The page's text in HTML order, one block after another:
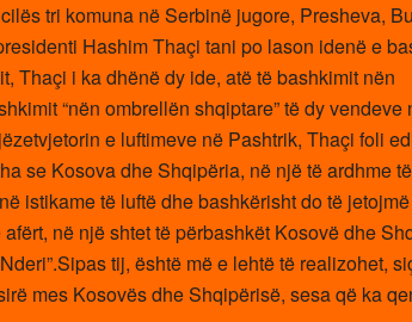
tri komuna në Serbinë jugore, Presheva,
Hashim Thaçi tani po lason idenë e
Thaçi i ka dhënë dy ide, atë të bashkimit nën
“nën ombrellën shqiptare” të dy vendeve
e luftimeve në Pashtrik, Thaçi foli
se Kosova dhe Shqipëria, në një të ardhme
istikame të luftë dhe bashkërisht do të
në një shtet të përbashkët Kosovë dhe
tij, është më e lehtë të realizohet,
mes Kosovës dhe Shqipërisë, sesa që ka